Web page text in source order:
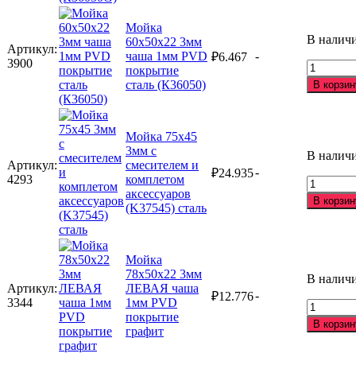
чаша
PVD
золото
Артикул:
3900
Мойка
60х50х22 3мм
чаша 1мм PVD
покрытие
сталь (К36050)
₽6.467 -
В
товара
Мойка
1мм
сталь
(К36050)
В
Артикул:
4293
Мойка 75х45
3мм с
смесителем и
комплетом
аксессуаров
(K37545) сталь
₽24.935-
В
товара
Мойка
и
(K37545)
В
Артикул:
3344
Мойка
78х50х22 3мм
ЛЕВАЯ чаша
1мм PVD
покрытие
графит
₽12.776-
В
товара
Мойка
В